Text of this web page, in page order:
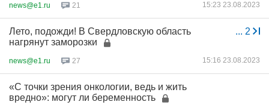
news@e1.ru 21 15:23 23.08.2023
... 2
Лето, подожди! В Свердловскую область
нагрянут заморозки
news@e1.ru 27 15:16 23.08.2023
«С точки зрения онкологии, ведь и жить
вредно»: могут ли беременность